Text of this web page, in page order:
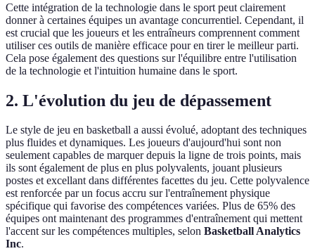
Cette intégration de la technologie dans le sport peut clairement
donner à certaines équipes un avantage concurrentiel. Cependant, il
est crucial que les joueurs et les entraîneurs comprennent comment
utiliser ces outils de manière efficace pour en tirer le meilleur parti.
Cela pose également des questions sur l'équilibre entre l'utilisation
de la technologie et l'intuition humaine dans le sport.
2. L'évolution du jeu de dépassement
Le style de jeu en basketball a aussi évolué, adoptant des techniques
plus fluides et dynamiques. Les joueurs d'aujourd'hui sont non
seulement capables de marquer depuis la ligne de trois points, mais
ils sont également de plus en plus polyvalents, jouant plusieurs
postes et excellant dans différentes facettes du jeu. Cette polyvalence
est renforcée par un focus accru sur l'entraînement physique
spécifique qui favorise des compétences variées. Plus de 65% des
équipes ont maintenant des programmes d'entraînement qui mettent
l'accent sur les compétences multiples, selon Basketball Analytics
Inc.